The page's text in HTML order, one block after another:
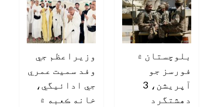
بلوچستان ۾
فورسز جو
آپريشن، 3
دهشتگرد
وزيراعظم جي
وفد سميت عمري
جي ادائيگي،
خانه ڪعبه ۾